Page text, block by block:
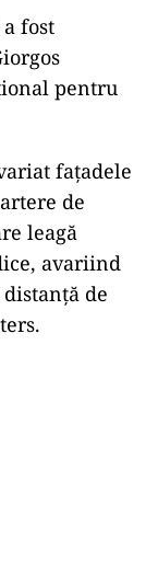
fost
pentru
faţadele
de
leagă
avariind
de